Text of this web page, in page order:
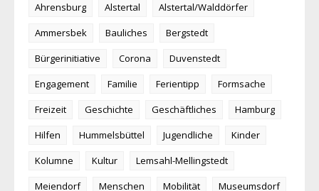
Ahrensburg Alstertal
Alstertal/Walddörfer
Ammersbek
Bauliches
Bergstedt
Bürgerinitiative
Corona
Duvenstedt
Engagement
Familie Ferientipp
Formsache
Freizeit
Geschichte Geschäftliches
Hamburg
Hilfen
Hummelsbüttel Jugendliche
Kinder
Kolumne
Kultur
Lemsahl-Mellingstedt
Meiendorf
Menschen Mobilität
Museumsdorf